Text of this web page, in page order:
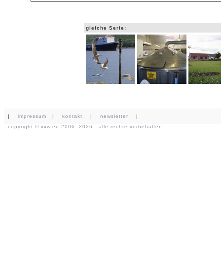
gleiche Serie:
| impressum | kontakt | newsletter |
copyright © xxw.eu 2006- 2026 - alle rechte vorbehalten